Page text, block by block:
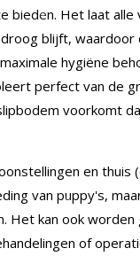
bieden. Het laat
blijft, waardoor
hygiëne
perfect van de
voorkomt
en thuis
van puppy's,
Het kan ook
of